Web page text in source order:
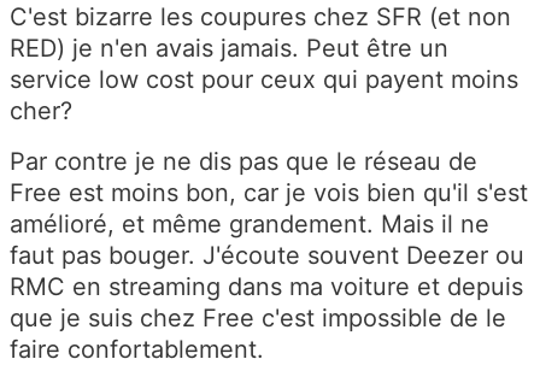
C'est bizarre les coupures chez SFR (et non
RED) je n'en avais jamais. Peut être un
service low cost pour ceux qui payent moins
cher?
Par contre je ne dis pas que le réseau de
Free est moins bon, car je vois bien qu'il s'est
amélioré, et même grandement. Mais il ne
faut pas bouger. J'écoute souvent Deezer ou
RMC en streaming dans ma voiture et depuis
que je suis chez Free c'est impossible de le
faire confortablement.